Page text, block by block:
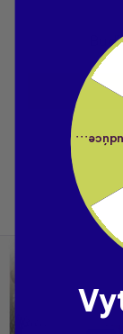
Snáď